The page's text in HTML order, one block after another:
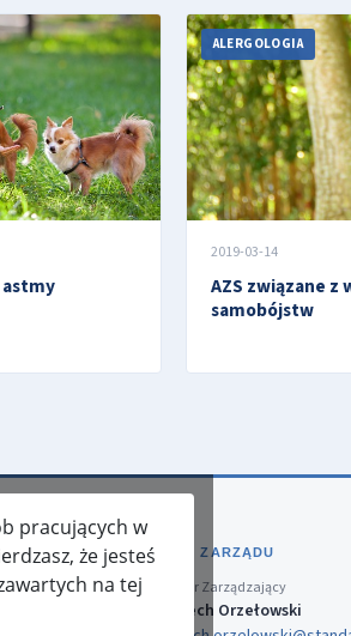
ALERGOLOGIA
2019-03-14
AZS związane
samobójstw
pracujących w
że jesteś
na tej
BIURO ZARZĄDU
Dyrektor Zarządzający
Wojciech Orzełowski